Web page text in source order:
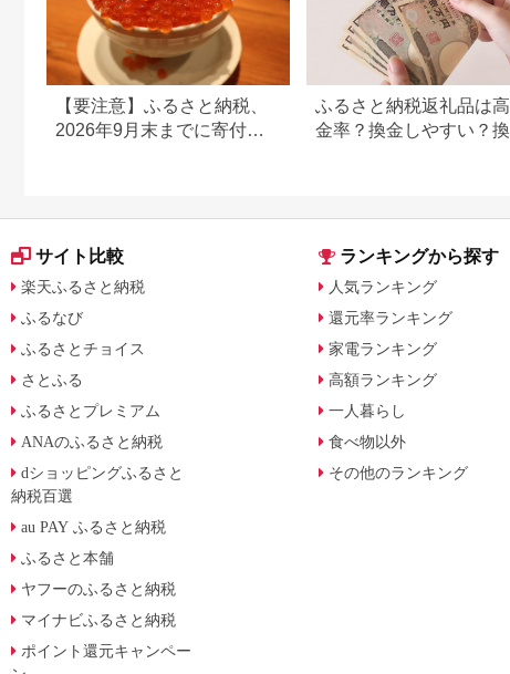
【要注意】ふるさと納税、
2026年9月末までに寄付し
ふるさと納税返礼品は
金率？換金しやすい？
サイト比較
楽天ふるさと納税
ふるなび
ふるさとチョイス
さとふる
ふるさとプレミアム
ANAのふるさと納税
dショッピングふるさと
納税百選
au PAY ふるさと納税
ふるさと本舗
ヤフーのふるさと納税
マイナビふるさと納税
ポイント還元キャンペー
ランキングから探す
人気ランキング
還元率ランキング
家電ランキング
高額ランキング
一人暮らし
食べ物以外
その他のランキング